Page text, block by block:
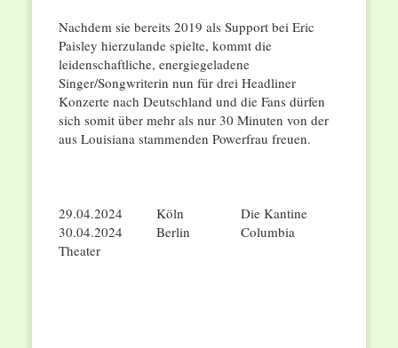
Nachdem sie bereits 2019 als Support bei Eric
Paisley hierzulande spielte, kommt die
leidenschaftliche, energiegeladene
Singer/Songwriterin nun für drei Headliner
Konzerte nach Deutschland und die Fans dürfen
sich somit über mehr als nur 30 Minuten von der
aus Louisiana stammenden Powerfrau freuen.
29.04.2024 Köln Die Kantine
30.04.2024 Berlin Columbia
Theater